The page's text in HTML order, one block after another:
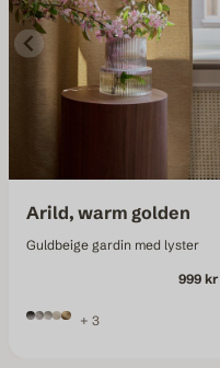
Arild, warm golden
Guldbeige gardin med lyster
999 kr
+ 3